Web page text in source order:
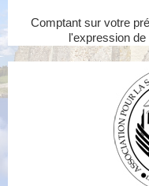
Comptant sur votre
l'expression